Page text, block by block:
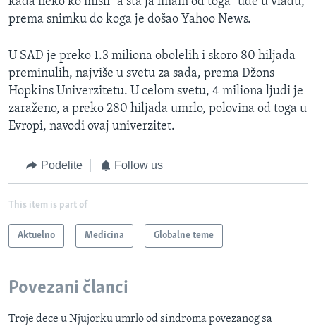
prema snimku do koga je došao Yahoo News.
U SAD je preko 1.3 miliona obolelih i skoro 80 hiljada
preminulih, najviše u svetu za sada, prema Džons
Hopkins Univerzitetu. U celom svetu, 4 miliona ljudi je
zaraženo, a preko 280 hiljada umrlo, polovina od toga u
Evropi, navodi ovaj univerzitet.
Podelite Follow us
This item is part of
Aktuelno Medicina Globalne teme
Povezani članci
Troje dece u Njujorku umrlo od sindroma povezanog sa